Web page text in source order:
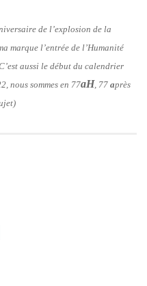
de l’explosion de la
marque l’entrée de l’Humanité
aussi le début du calendrier
nous sommes en 77aH, 77 après